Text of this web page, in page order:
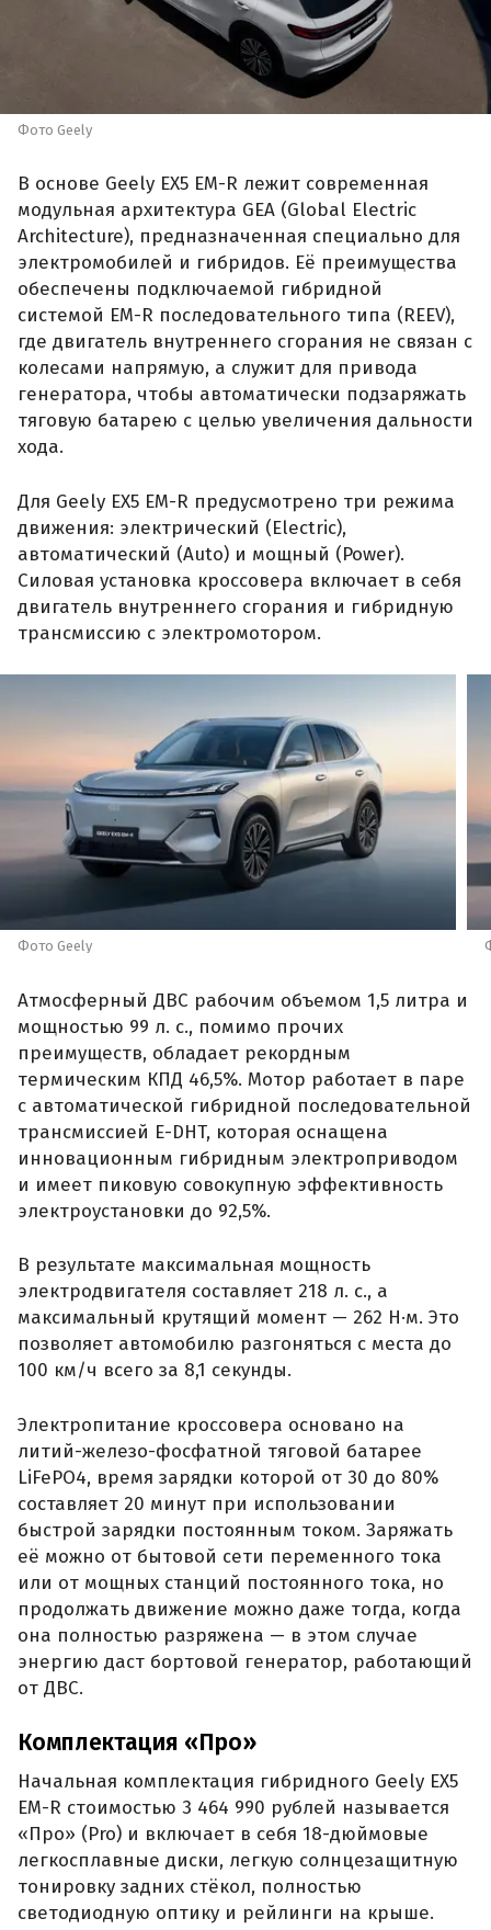
Фото Geely
В основе Geely EX5 EM-R лежит современная
модульная архитектура GEA (Global Electric
Architecture), предназначенная специально для
электромобилей и гибридов. Её преимущества
обеспечены подключаемой гибридной
системой EM-R последовательного типа (REEV),
где двигатель внутреннего сгорания не связан с
колесами напрямую, а служит для привода
генератора, чтобы автоматически подзаряжать
тяговую батарею с целью увеличения дальности
хода.
Для Geely EX5 EM-R предусмотрено три режима
движения: электрический (Electric),
автоматический (Auto) и мощный (Power).
Силовая установка кроссовера включает в себя
двигатель внутреннего сгорания и гибридную
трансмиссию с электромотором.
Фото Geely
Атмосферный ДВС рабочим объемом 1,5 литра и
мощностью 99 л. с., помимо прочих
преимуществ, обладает рекордным
термическим КПД 46,5%. Мотор работает в паре
с автоматической гибридной последовательной
трансмиссией E-DHT, которая оснащена
инновационным гибридным электроприводом
и имеет пиковую совокупную эффективность
электроустановки до 92,5%.
В результате максимальная мощность
электродвигателя составляет 218 л. с., а
максимальный крутящий момент — 262 Н·м. Это
позволяет автомобилю разгоняться с места до
100 км/ч всего за 8,1 секунды.
Электропитание кроссовера основано на
литий-железо-фосфатной тяговой батарее
LiFePO4, время зарядки которой от 30 до 80%
составляет 20 минут при использовании
быстрой зарядки постоянным током. Заряжать
её можно от бытовой сети переменного тока
или от мощных станций постоянного тока, но
продолжать движение можно даже тогда, когда
она полностью разряжена — в этом случае
энергию даст бортовой генератор, работающий
от ДВС.
Комплектация «Про»
Начальная комплектация гибридного Geely EX5
EM-R стоимостью 3 464 990 рублей называется
«Про» (Pro) и включает в себя 18-дюймовые
легкосплавные диски, легкую солнцезащитную
тонировку задних стёкол, полностью
светодиодную оптику и рейлинги на крыше.